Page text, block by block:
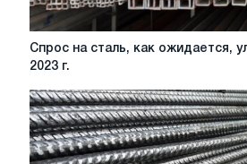
Спрос
на
как
ожидается,
улучшится
на
Спрос на сталь, как ожидается,
2023 г.